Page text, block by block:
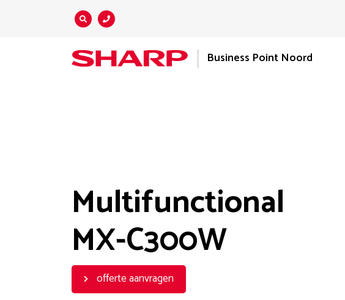
Zoeken...
Business Point Noord
Multifunctional
MX-C300W
offerte aanvragen